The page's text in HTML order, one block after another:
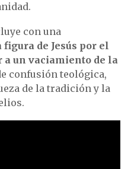
con una
de Jesús por el
un vaciamiento de la
confusión teológica,
de la tradición y la